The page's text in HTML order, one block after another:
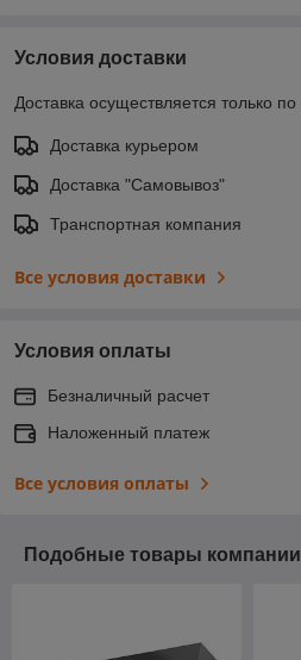
Условия доставки
Доставка осуществляется только по
Доставка курьером
Доставка "Самовывоз"
Транспортная компания
Все условия доставки
Условия оплаты
Безналичный расчет
Наложенный платеж
Все условия оплаты
Подобные товары компании